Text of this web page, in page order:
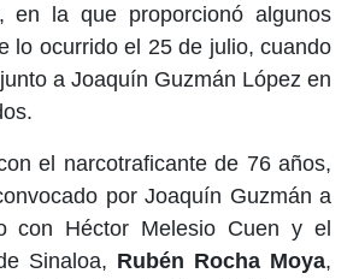
en la que proporcionó algunos
lo ocurrido el 25 de julio, cuando
a Joaquín Guzmán López en
el narcotraficante de 76 años,
por Joaquín Guzmán a
con Héctor Melesio Cuen y el
Sinaloa, Rubén Rocha Moya,